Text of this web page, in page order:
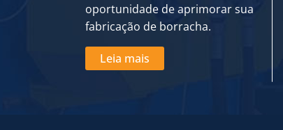
oportunidade de aprimorar sua
fabricação de borracha.
Leia mais